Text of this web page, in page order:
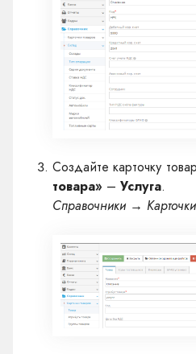
Создайте карточку
товара» – Услуга.
Справочники →